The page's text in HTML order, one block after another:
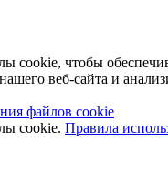
cookie, чтобы
веб-сайта и
файлов cookie
cookie. Правила